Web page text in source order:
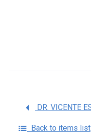
Back to items list